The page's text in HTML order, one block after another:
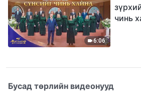
6:06
чинь
Бусад төрлийн видеонууд